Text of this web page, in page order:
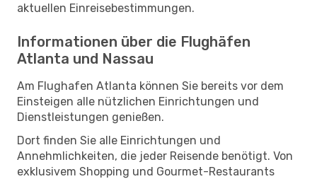
aktuellen Einreisebestimmungen.
Informationen über die Flughäfen
Atlanta und Nassau
Am Flughafen Atlanta können Sie bereits vor dem
Einsteigen alle nützlichen Einrichtungen und
Dienstleistungen genießen.
Dort finden Sie alle Einrichtungen und
Annehmlichkeiten, die jeder Reisende benötigt. Von
exklusivem Shopping und Gourmet-Restaurants